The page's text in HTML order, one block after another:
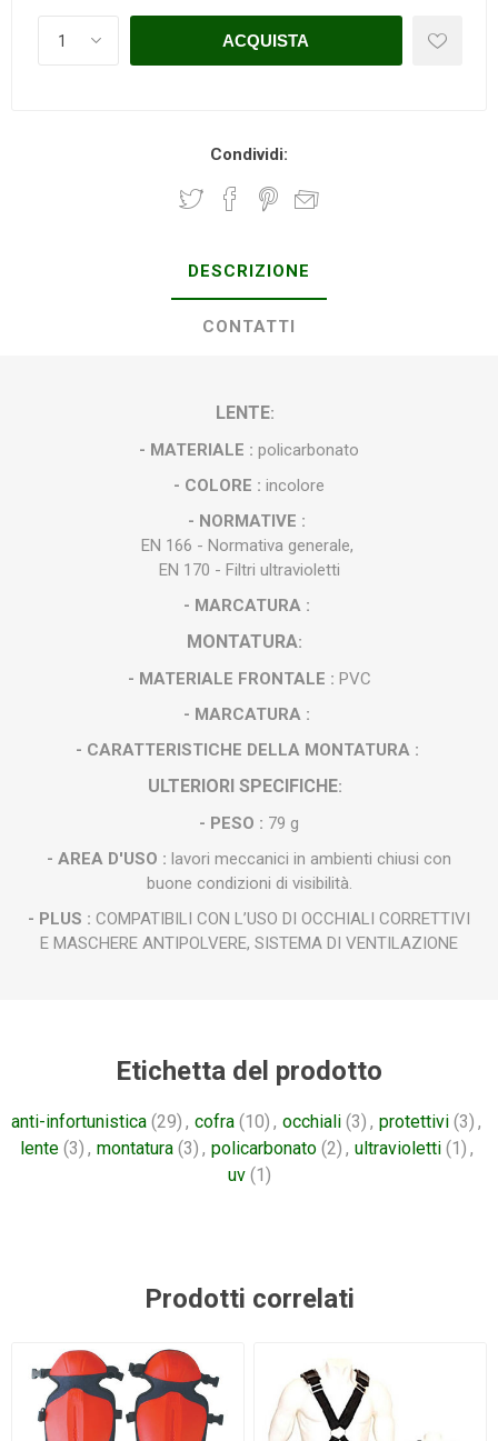
Condividi:
DESCRIZIONE
CONTATTI
LENTE:
- MATERIALE : policarbonato
- COLORE : incolore
- NORMATIVE :
EN 166 - Normativa generale,
EN 170 - Filtri ultravioletti
- MARCATURA :
MONTATURA:
- MATERIALE FRONTALE : PVC
- MARCATURA :
- CARATTERISTICHE DELLA MONTATURA :
ULTERIORI SPECIFICHE:
- PESO : 79 g
- AREA D'USO : lavori meccanici in ambienti chiusi con
buone condizioni di visibilità.
- PLUS : COMPATIBILI CON L’USO DI OCCHIALI CORRETTIVI
E MASCHERE ANTIPOLVERE, SISTEMA DI VENTILAZIONE
Etichetta del prodotto
anti-infortunistica (29) , cofra (10) , occhiali (3) , protettivi (3) ,
lente (3) , montatura (3) , policarbonato (2) , ultravioletti (1) ,
uv (1)
Prodotti correlati